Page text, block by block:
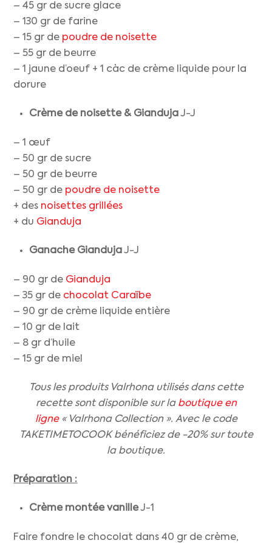
– 45 gr de sucre glace
– 130 gr de farine
– 15 gr de poudre de noisette
– 55 gr de beurre
– 1 jaune d’oeuf + 1 càc de crème liquide pour la
dorure
Crème de noisette & GiandujaJ-J
– 1 œuf
– 50 gr de sucre
– 50 gr de beurre
– 50 gr de poudre de noisette
+ des noisettes grillées
+ du Gianduja
Ganache GiandujaJ-J
– 90 gr de Gianduja
– 35 gr de chocolat Caraïbe
– 90 gr de crème liquide entière
– 10 gr de lait
– 8 gr d’huile
– 15 gr de miel
Tous les produits Valrhona utilisés dans cette
recette sont disponible sur la boutique en
ligne« Valrhona Collection ». Avec le code
TAKETIMETOCOOK bénéficiez de -20% sur toute
la boutique.
Préparation :
Crème montée vanilleJ-1
Faire fondre le chocolat dans 40 gr de crème,